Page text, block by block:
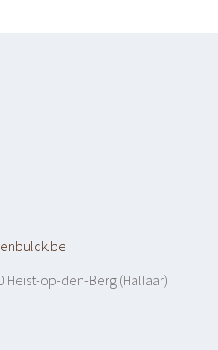
Heist-op-den-Berg (Hallaar)